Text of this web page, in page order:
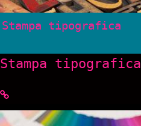
Stampa tipografica
Stampa tipografica